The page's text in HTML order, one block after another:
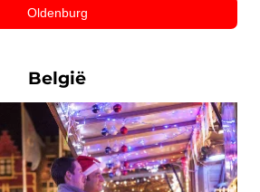
Oldenburg
België